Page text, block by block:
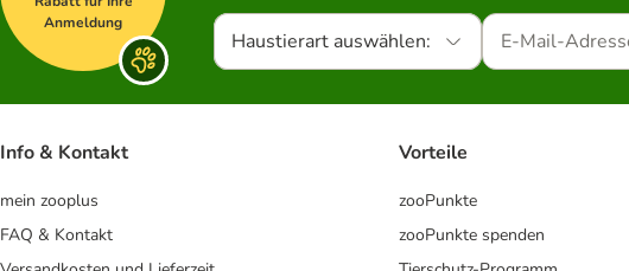
Anmeldung
Haustierart auswählen:
Info & Kontakt
mein zooplus
FAQ & Kontakt
Vorteile
zooPunkte
zooPunkte spenden